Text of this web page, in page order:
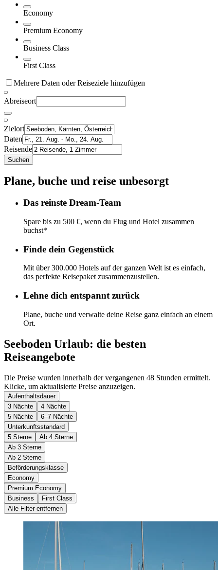
Economy
Premium Economy
Business Class
First Class
Mehrere Daten oder Reiseziele hinzufügen
Abreiseort
Zielort
Daten
Reisende
Suchen
Plane, buche und reise unbesorgt
Das reinste Dream-Team
Spare bis zu 500 €, wenn du Flug und Hotel zusammen
buchst*
Finde dein Gegenstück
Mit über 300.000 Hotels auf der ganzen Welt ist es einfach,
das perfekte Reisepaket zusammenzustellen.
Lehne dich entspannt zurück
Plane, buche und verwalte deine Reise ganz einfach an einem
Ort.
Seeboden Urlaub: die besten
Reiseangebote
Die Preise wurden innerhalb der vergangenen 48 Stunden ermittelt.
Klicke, um aktualisierte Preise anzuzeigen.
Aufenthaltsdauer
3 Nächte
4 Nächte
5 Nächte
6–7 Nächte
Unterkunftsstandard
5 Sterne
Ab 4 Sterne
Ab 3 Sterne
Ab 2 Sterne
Beförderungsklasse
Economy
Premium Economy
Business
First Class
Alle Filter entfernen